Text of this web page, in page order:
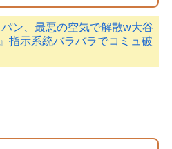
パン、最悪の空気で解散w大谷
指示系統バラバラでコミュ破